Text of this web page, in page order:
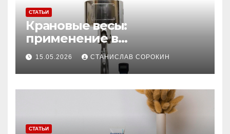
СТАТЬИ
Крановые весы:
применение в
производстве и
строительстве
15.05.2026 СТАНИСЛАВ СОРОКИН
СТАТЬИ